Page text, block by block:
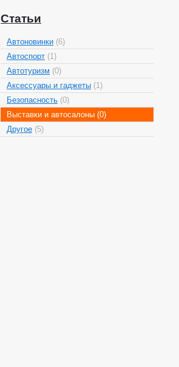
Статьи
Автоновинки (6)
Автоспорт (1)
Автотуризм (0)
Аксессуары и гаджеты (1)
Безопасность (0)
Выставки и автосалоны (0)
Другое (5)